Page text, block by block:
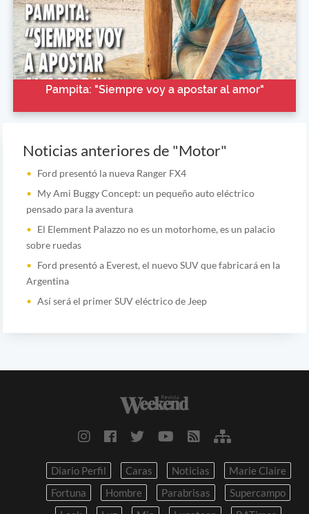
Pampita: "Siempre voy a apostar al amor"
Noticias anteriores de "Motor"
Ford presentó la nueva Ranger FX4
My Ami Buggy Concept: un pequeño auto eléctrico
pensado para la aventura
El Elemment Palazzo no es un motorhome, es un palacio
sobre ruedas
Ford presentó a Everest, el nuevo SUV que fabricará en la
Argentina
Así será el primer SUV eléctrico de Jeep
Diario Perfil Caras Noticias
Marie Claire
Fortuna
Hombre Parabrisas
Supercampo